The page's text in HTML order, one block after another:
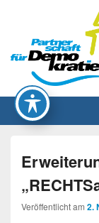
Veröffentlicht am 2.